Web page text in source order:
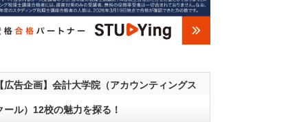
広告企画】会計大学院（アカウンティングス
ール）12校の魅力を探る！